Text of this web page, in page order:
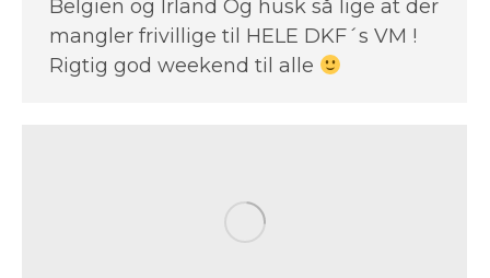
Belgien og Irland Og husk så lige at der
mangler frivillige til HELE DKF´s VM !
Rigtig god weekend til alle